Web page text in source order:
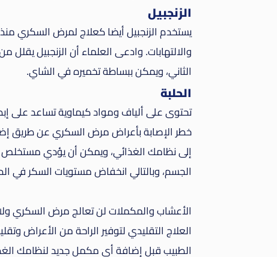
الزنجبيل
يستخدم الزنجبيل أيضا كعلاج لمرض السكري
والالتهابات. وادعى العلماء أن الزنجبيل
الثاني، ويمكن ببساطة تخميره في الشاي.
الحلبة
تحتوى على ألياف ومواد كيماوية تساعد على
إلى نظامك الغذائي، ويمكن أن يؤدي مستخلص
الجسم، وبالتالي انخفاض مستويات السكر في
الأعشاب والمكملات لن تعالج مرض السكري
العلاج التقليدي لتوفير الراحة من الأعراض
الطبيب قبل إضافة أي مكمل جديد لنظامك